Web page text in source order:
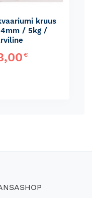
kruus
/ 5kg /
€